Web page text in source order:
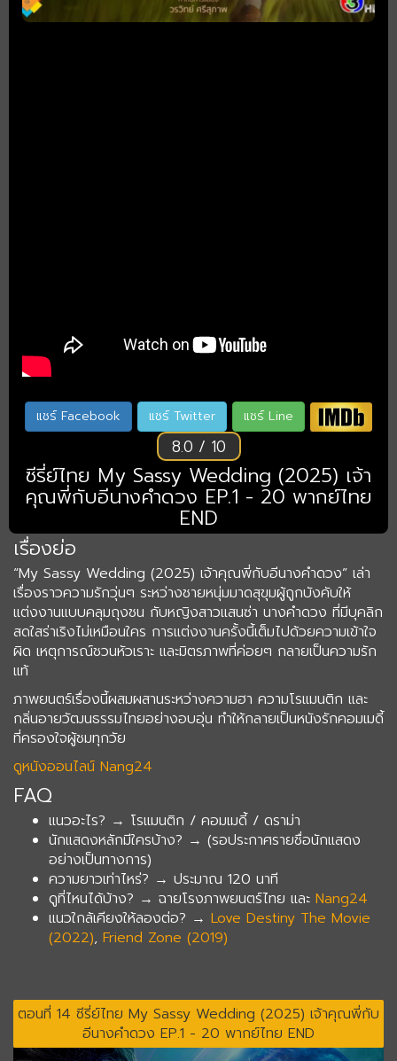
แชร์ Facebook แชร์ Twitter แชร์ Line
8.0 / 10
ซีรี่ย์ไทย My Sassy Wedding (2025) เจ้า
คุณพี่กับอีนางคำดวง EP.1 - 20 พากย์ไทย
END
เรื่องย่อ
“My Sassy Wedding (2025) เจ้าคุณพี่กับอีนางคำดวง” เล่า
เรื่องราวความรักวุ่นๆ ระหว่างชายหนุ่มมาดสุขุมผู้ถูกบังคับให้
แต่งงานแบบคลุมถุงชน กับหญิงสาวแสนซ่า นางคำดวง ที่มีบุคลิก
สดใสร่าเริงไม่เหมือนใคร การแต่งงานครั้งนี้เต็มไปด้วยความเข้าใจ
ผิด เหตุการณ์ชวนหัวเราะ และมิตรภาพที่ค่อยๆ กลายเป็นความรัก
แท้
ภาพยนตร์เรื่องนี้ผสมผสานระหว่างความฮา ความโรแมนติก และ
กลิ่นอายวัฒนธรรมไทยอย่างอบอุ่น ทำให้กลายเป็นหนังรักคอมเมดี้
ที่ครองใจผู้ชมทุกวัย
ดูหนังออนไลน์ Nang24
FAQ
แนวอะไร? → โรแมนติก / คอมเมดี้ / ดราม่า
นักแสดงหลักมีใครบ้าง? → (รอประกาศรายชื่อนักแสดง
อย่างเป็นทางการ)
ความยาวเท่าไหร่? → ประมาณ 120 นาที
ดูที่ไหนได้บ้าง? → ฉายโรงภาพยนตร์ไทย และ Nang24
แนวใกล้เคียงให้ลองต่อ? → Love Destiny The Movie
(2022), Friend Zone (2019)
ตอนที่ 14 ซีรี่ย์ไทย My Sassy Wedding (2025) เจ้าคุณพี่กับ
อีนางคำดวง EP.1 - 20 พากย์ไทย END